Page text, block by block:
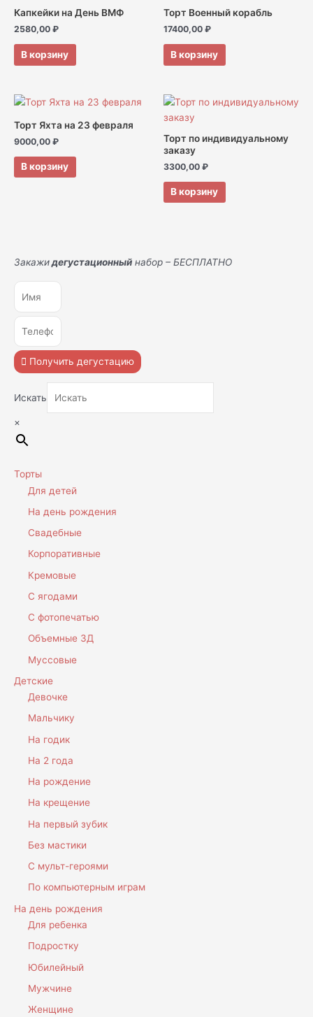
Капкейки на День ВМФ
2580,00 ₽
В корзину
Торт Военный корабль
17400,00 ₽
В корзину
Торт Яхта на 23 февраля
9000,00 ₽
В корзину
Торт по индивидуальному
заказу
3300,00 ₽
В корзину
Закажидегустационный набор – БЕСПЛАТНО
Получить дегустацию
Искать
×
Торты
Для детей
На день рождения
Свадебные
Корпоративные
Кремовые
С ягодами
С фотопечатью
Объемные 3Д
Муссовые
Детские
Девочке
Мальчику
На годик
На 2 года
На рождение
На крещение
На первый зубик
Без мастики
С мульт-героями
По компьютерным играм
На день рождения
Для ребенка
Подростку
Юбилейный
Мужчине
Женщине